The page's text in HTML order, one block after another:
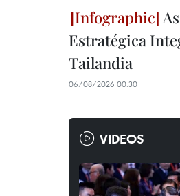
Estratégica
Tailandia
06/08/2026 00:30
VIDEOS